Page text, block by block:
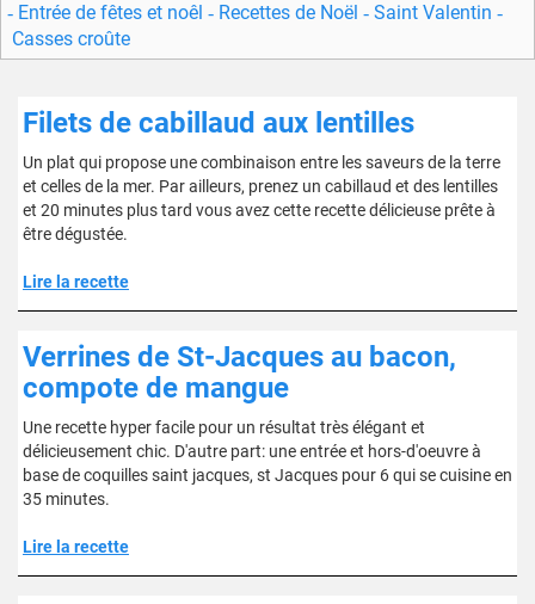
Entrée de fêtes et noêl
Recettes de Noël
Saint Valentin
Casses croûte
Filets de cabillaud aux lentilles
Un plat qui propose une combinaison entre les saveurs de la terre
et celles de la mer. Par ailleurs, prenez un cabillaud et des lentilles
et 20 minutes plus tard vous avez cette recette délicieuse prête à
être dégustée.
Lire la recette
Verrines de St-Jacques au bacon,
compote de mangue
Une recette hyper facile pour un résultat très élégant et
délicieusement chic. D'autre part: une entrée et hors-d'oeuvre à
base de coquilles saint jacques, st Jacques pour 6 qui se cuisine en
35 minutes.
Lire la recette